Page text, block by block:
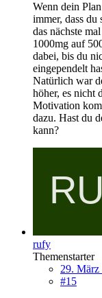
Wenn dein
immer, dass du
das nächste
1000mg auf
dabei, bis du
eingependelt
Natürlich war
höher, es nicht
Motivation
dazu. Hast du
kann?
rufy
Themenstarter
29. März
#15